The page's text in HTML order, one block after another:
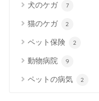
犬のケガ 7
猫のケガ 2
ペット保険 2
動物病院 9
ペットの病気 2